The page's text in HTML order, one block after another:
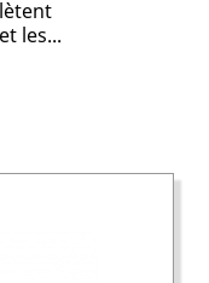
les...